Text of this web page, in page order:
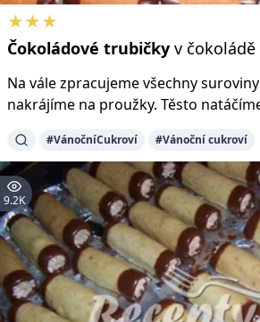
★★★
Čokoládové trubičky v čokoládě
Na vále zpracujeme všechny
nakrájíme na proužky. Těsto
#VánočníCukroví #Vánoční cukroví
9.2K